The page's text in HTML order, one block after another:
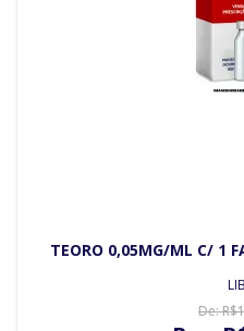
TEORO 0,05MG/ML C/ 1
De:R$